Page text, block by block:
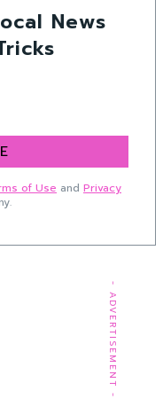
News
of Use and Privacy
- ADVERTISEMENT -